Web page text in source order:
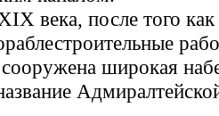
века, после того
широкая